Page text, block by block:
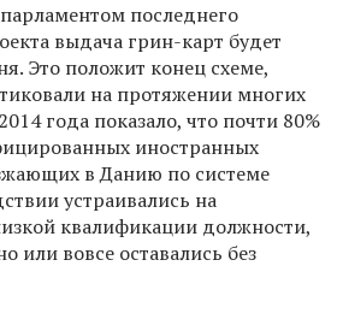
последнего
выдача грин-карт будет
Это положит конец схеме,
на протяжении многих
года показало, что почти 80%
иностранных
в Данию по системе
устраивались на
квалификации должности,
или вовсе оставались без